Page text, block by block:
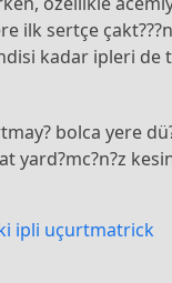
ilk sertçe
kadar ipleri de
bolca yere
yard?mc?n?z
ipli uçurtmatrick